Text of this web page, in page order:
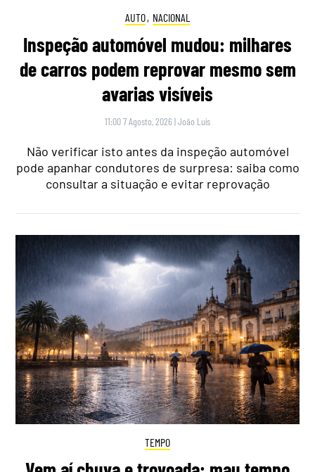
AUTO, NACIONAL
Inspeção automóvel mudou: milhares
de carros podem reprovar mesmo sem
avarias visíveis
11:00 7 Agosto, 2026 |João Luís
Não verificar isto antes da inspeção automóvel
pode apanhar condutores de surpresa: saiba como
consultar a situação e evitar reprovação
TEMPO